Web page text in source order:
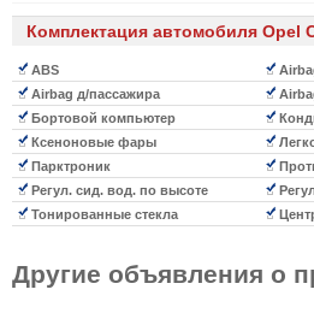
Комплектация автомобиля Opel
ABS
Airbag д/пассажира
Бортовой компьютер
Ксеноновые фары
Парктроник
Регул. сид. вод. по высоте
Тонированные стекла
Другие объявления о